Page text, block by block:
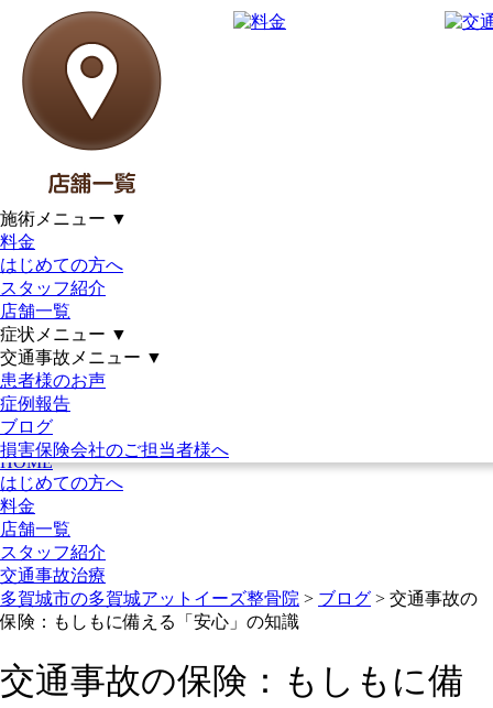
施術メニュー ▼
料金
はじめての方へ
スタッフ紹介
店舗一覧
症状メニュー ▼
交通事故メニュー ▼
患者様のお声
症例報告
ブログ
損害保険会社のご担当者様へ
交通事故の保険：もしもに備
える「安心」の知識｜土日祝
営業｜21時まで｜駐車場完備｜
女性施術者在籍｜仙台市泉区・
若林区・多賀城市｜アットイ
ーズ整骨院グループ
9:30～12:30
15:00～21:00
※年中無休で営業
HOME
はじめての方へ
料金
店舗一覧
スタッフ紹介
交通事故治療
多賀城市の多賀城アットイーズ整骨院 > ブログ > 交通事故の
保険：もしもに備える「安心」の知識
交通事故の保険：もしもに備